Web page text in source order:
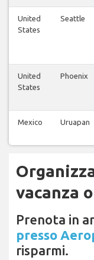
United
States
Seattle
United
States
Phoenix
Mexico Uruapan
vacanza
Prenota in
presso
risparmi.